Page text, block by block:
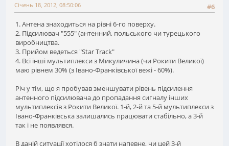
#6
Січень 18, 2012, 08:50:06
1. Антена знаходиться на рівні 6-го поверху.
2. Підсилювач "555" (антенний, польського чи турецького
виробництва.
3. Прийом ведеться "Star Track"
4. Всі інші мультиплекси з Микуличина (чи Рокити Великої)
маю рівнем 30% (з Івано-Франківської вежі - 60%).
Річ у тім, що я пробував зменшувати рівень підсилення
антенного підсилювача до пропадання сигналу інших
мультиплексів з Рокити Великої. 1-й, 2-й та 5-й мультиплекси з
Івано-Франківська залишались працювати стабільно, а 3-й
так і не появлявся.
В даній ситуації хотілося б знати напевне, чи цей 3-й